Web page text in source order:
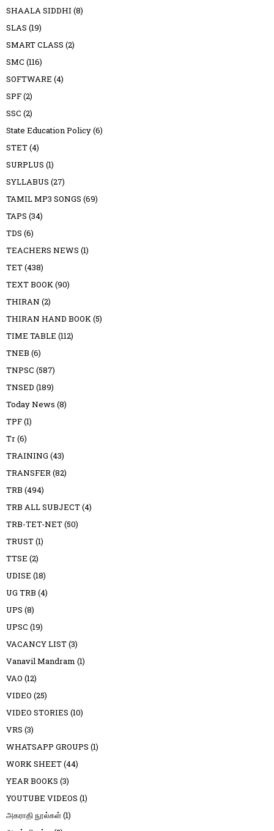
SHAALA SIDDHI (8)
SLAS (19)
SMART CLASS (2)
SMC (116)
SOFTWARE (4)
SPF(2)
SSC (2)
State Education Policy(6)
STET(4)
SURPLUS (1)
SYLLABUS (27)
TAMIL MP3 SONGS (69)
TAPS (34)
TDS (6)
TEACHERS NEWS (1)
TET(438)
TEXT BOOK(90)
THIRAN (2)
THIRAN HAND BOOK(5)
TIME TABLE (112)
TNEB (6)
TNPSC (587)
TNSED (189)
Today News (8)
TPF(1)
Tr(6)
TRAINING (43)
TRANSFER(82)
TRB (494)
TRB ALL SUBJECT(4)
TRB-TET-NET(50)
TRUST(1)
TTSE (2)
UDISE (18)
UG TRB (4)
UPS (8)
UPSC (19)
VACANCY LIST(3)
Vanavil Mandram (1)
VAO (12)
VIDEO (25)
VIDEO STORIES (10)
VRS (3)
WHATSAPP GROUPS (1)
WORK SHEET(44)
YEAR BOOKS (3)
YOUTUBE VIDEOS (1)
அகராதி நூல்கள்(1)